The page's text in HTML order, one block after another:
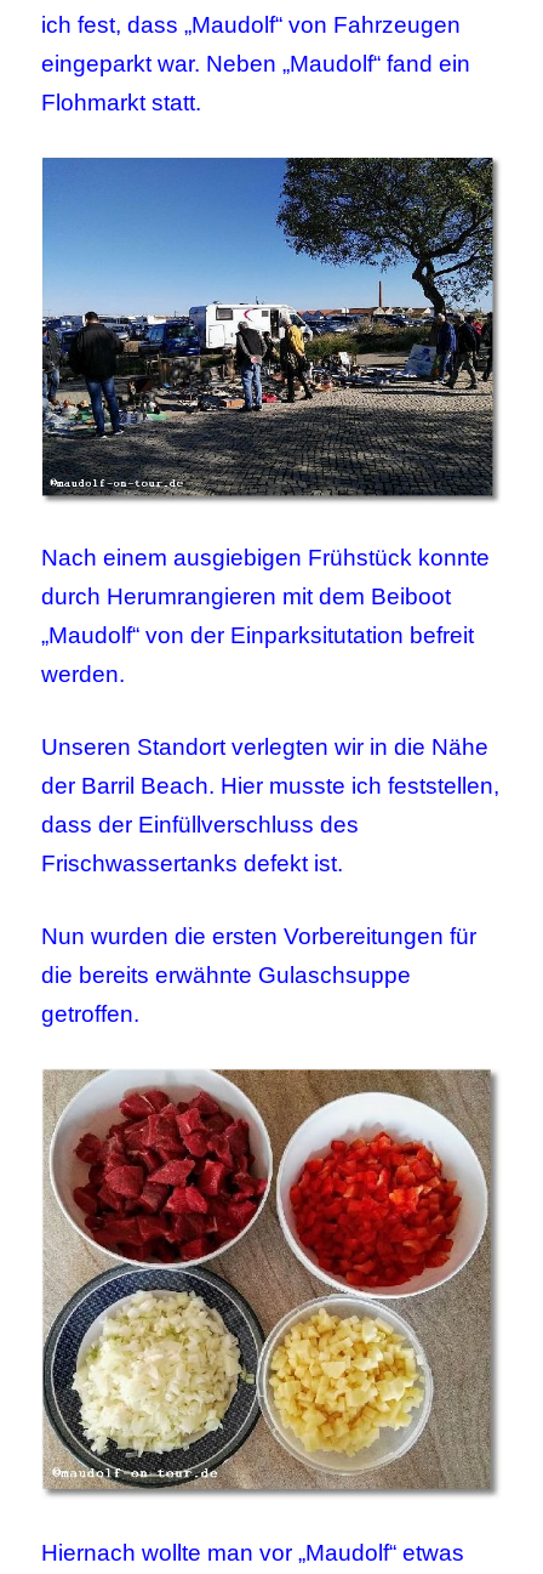
ich fest, dass „Maudolf“ von Fahrzeugen
eingeparkt war. Neben „Maudolf“ fand ein
Flohmarkt statt.
Nach einem ausgiebigen Frühstück konnte
durch Herumrangieren mit dem Beiboot
„Maudolf“ von der Einparksitutation befreit
werden.
Unseren Standort verlegten wir in die Nähe
der Barril Beach. Hier musste ich feststellen,
dass der Einfüllverschluss des
Frischwassertanks defekt ist.
Nun wurden die ersten Vorbereitungen für
die bereits erwähnte Gulaschsuppe
getroffen.
Hiernach wollte man vor „Maudolf“ etwas